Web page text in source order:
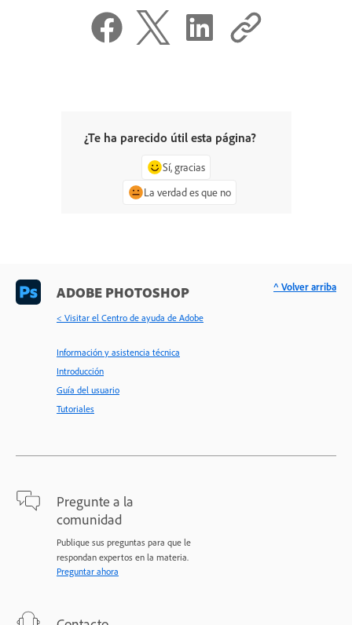
¿Te ha parecido útil esta página?
Sí, gracias
La verdad es que no
ADOBE PHOTOSHOP
< Visitar el Centro de ayuda de Adobe
Información y asistencia técnica
Introducción
Guía del usuario
Tutoriales
Pregunte a la
comunidad
Publique sus preguntas para que le
respondan expertos en la materia.
Preguntar ahora
^ Volver arriba